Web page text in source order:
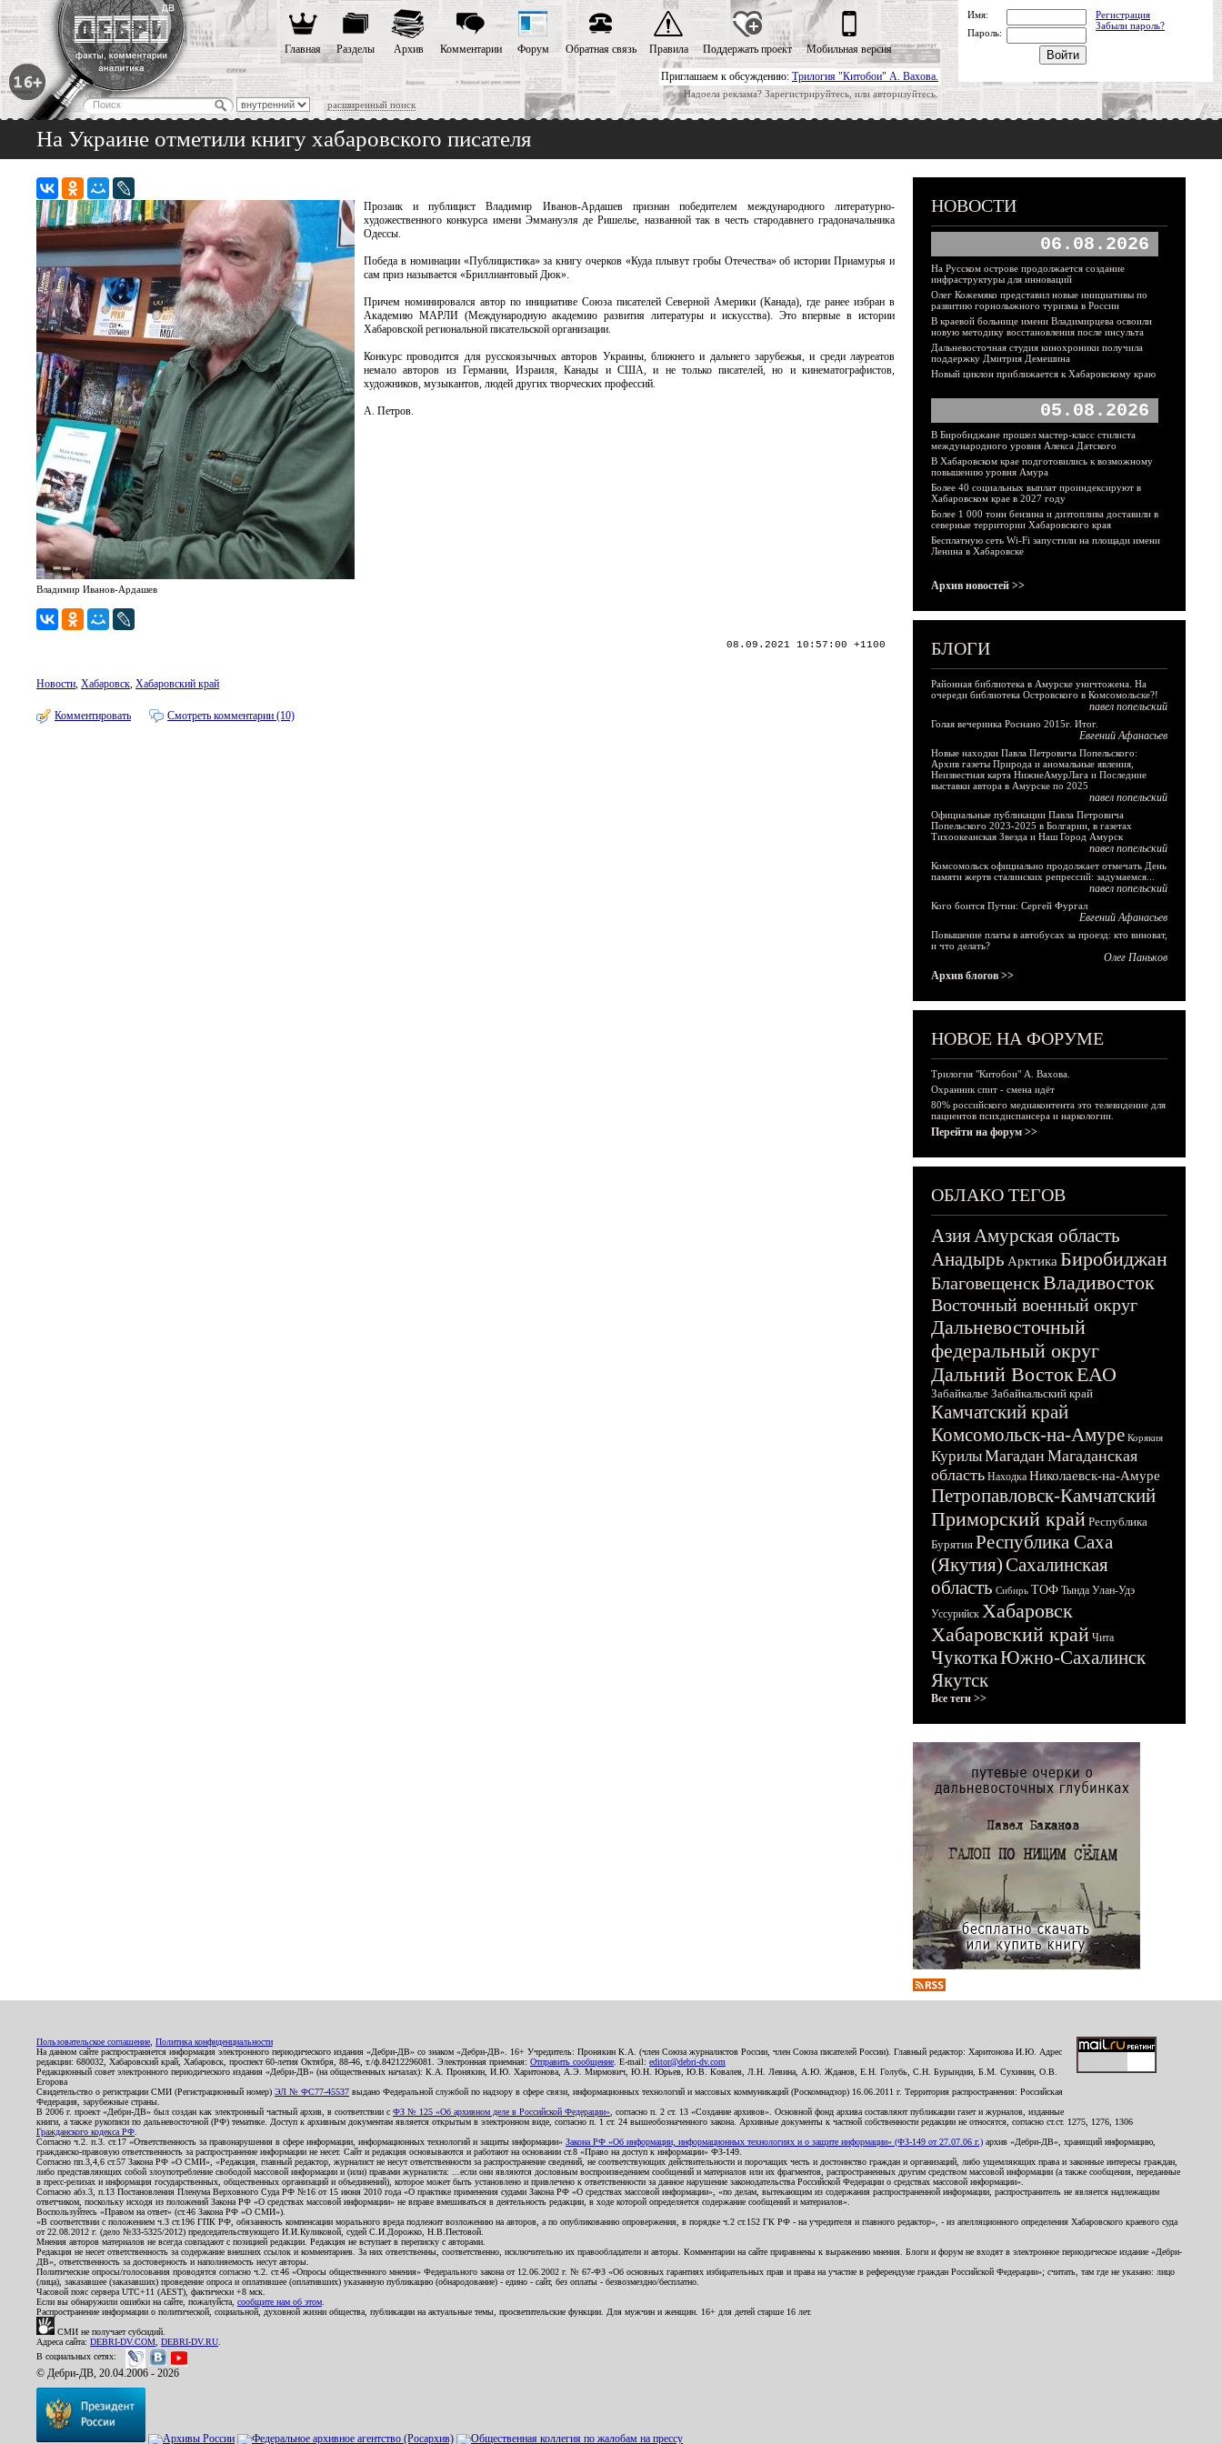
Приглашаем к обсуждению: Трилогия "Китобои" А. Вахова.
Надоела реклама? Зарегистрируйтесь, или авторизуйтесь.
расширенный поиск
Главная Разделы Архив Комментарии Форум Обратная связь Правила Поддержать проект Мобильная версия
Имя:
Регистрация
Забыли пароль?
Пароль:
На Украине отметили книгу хабаровского писателя
Владимир Иванов-Ардашев
Прозаик и публицист Владимир Иванов-Ардашев признан победителем международного литературно-
художественного конкурса имени Эммануэля де Ришелье, названной так в честь стародавнего градоначальника
Одессы.
Победа в номинации «Публицистика» за книгу очерков «Куда плывут гробы Отечества» об истории Приамурья и
сам приз называется «Бриллиантовый Дюк».
Причем номинировался автор по инициативе Союза писателей Северной Америки (Канада), где ранее избран в
Академию МАРЛИ (Международную академию развития литературы и искусства). Это впервые в истории
Хабаровской региональной писательской организации.
Конкурс проводится для русскоязычных авторов Украины, ближнего и дальнего зарубежья, и среди лауреатов
немало авторов из Германии, Израиля, Канады и США, и не только писателей, но и кинематографистов,
художников, музыкантов, людей других творческих профессий.
А. Петров.
08.09.2021 10:57:00 +1100
Новости, Хабаровск, Хабаровский край
Комментировать Смотреть комментарии (10)
НОВОСТИ
06.08.2026
На Русском острове продолжается создание
инфраструктуры для инноваций
Олег Кожемяко представил новые инициативы по
развитию горнолыжного туризма в России
В краевой больнице имени Владимирцева освоили
новую методику восстановления после инсульта
Дальневосточная студия кинохроники получила
поддержку Дмитрия Демешина
Новый циклон приближается к Хабаровскому краю
05.08.2026
В Биробиджане прошел мастер-класс стилиста
международного уровня Алекса Датского
В Хабаровском крае подготовились к возможному
повышению уровня Амура
Более 40 социальных выплат проиндексируют в
Хабаровском крае в 2027 году
Более 1 000 тонн бензина и дизтоплива доставили в
северные территории Хабаровского края
Бесплатную сеть Wi-Fi запустили на площади имени
Ленина в Хабаровске
Архив новостей >>
БЛОГИ
Районная библиотека в Амурске уничтожена. На
очереди библиотека Островского в Комсомольске?!
павел попельский
Голая вечеринка Роснано 2015г. Итог.
Евгений Афанасьев
Новые находки Павла Петровича Попельского:
Архив газеты Природа и аномальные явления,
Неизвестная карта НижнеАмурЛага и Последние
выставки автора в Амурске по 2025
павел попельский
Официальные публикации Павла Петровича
Попельского 2023-2025 в Болгарии, в газетах
Тихоокеанская Звезда и Наш Город Амурск
павел попельский
Комсомольск официально продолжает отмечать День
памяти жертв сталинских репрессий: задумаемся...
павел попельский
Кого боится Путин: Сергей Фургал
Евгений Афанасьев
Повышение платы в автобусах за проезд: кто виноват,
и что делать?
Олег Паньков
Архив блогов >>
НОВОЕ НА ФОРУМЕ
Трилогия "Китобои" А. Вахова.
Охранник спит - смена идёт
80% российского медиаконтента это телевидение для
пациентов психдиспансера и наркологии.
Перейти на форум >>
ОБЛАКО ТЕГОВ
АзияАмурская область
Анадырь Арктика Биробиджан
БлаговещенскВладивосток
Восточный военный округ
Дальневосточный
федеральный округ
Дальний ВостокЕАО
Забайкалье Забайкальский край
Камчатский край
Комсомольск-на-Амуре Корякия
КурилыМагадан Магаданская
область Находка Николаевск-на-Амуре
Петропавловск-Камчатский
Приморский край Республика
Бурятия Республика Саха
(Якутия)Сахалинская
область Сибирь ТОФ Тында Улан-Удэ
Уссурийск Хабаровск
Хабаровский край Чита
ЧукоткаЮжно-Сахалинск
Якутск
Все теги >>
Пользовательское соглашение Политика конфиденциальности
На данном сайте распространяется информация электронного периодического издания «Дебри-ДВ» со знаком «Дебри-ДВ». 16+ Учредитель: Пронякин К.А. (член Союза журналистов России, член Союза писателей России). Главный редактор: Харитонова И.Ю. Адрес
редакции: 680032, Хабаровский край, Хабаровск, проспект 60-летия Октября, 88-46, т./ф.84212296081. Электронная приемная: Отправить сообщение . E-mail: editor@debri-dv.com
Редакционный совет электронного периодического издания «Дебри-ДВ» (на общественных началах): К.А. Пронякин, И.Ю. Харитонова, А.Э. Мирмович, Ю.Н. Юрьев, Ю.В. Ковалев, Л.Н. Левина, А.Ю. Жданов, Е.Н. Голубь, С.Н. Бурындин, Б.М. Сухинин, О.В.
Егорова
Свидетельство о регистрации СМИ (Регистрационный номер) ЭЛ № ФС77-45537 выдано Федеральной службой по надзору в сфере связи, информационных технологий и массовых коммуникаций (Роскомнадзор) 16.06.2011 г. Территория распространения: Российская
Федерация, зарубежные страны.
В 2006 г. проект «Дебри-ДВ» был создан как электронный частный архив, в соответствии с ФЗ № 125 «Об архивном деле в Российской Федерации» , согласно п. 2 ст. 13 «Создание архивов». Основной фонд архива составляют публикации газет и журналов, изданные
книги, а также рукописи по дальневосточной (РФ) тематике. Доступ к архивным документам является открытым в электронном виде, согласно п. 1 ст. 24 вышеобозначенного закона. Архивные документы к частной собственности редакции не относятся, согласно ст.ст. 1275, 1276, 1306
Гражданского кодекса РФ
Согласно ч.2. п.3. ст.17 «Ответственность за правонарушения в сфере информации, информационных технологий и защиты информации» Закона РФ «Об информации, информационных технологиях и о защите информации» (ФЗ-149 от 27.07.06 г.) архив «Дебри-ДВ», хранящий информацию,
гражданско-правовую ответственность за распространение информации не несет. Сайт и редакция основываются и работают на основании ст.8 «Право на доступ к информации» ФЗ-149.
Согласно пп.3,4,6 ст.57 Закона РФ «О СМИ», «Редакция, главный редактор, журналист не несут ответственности за распространение сведений, не соответствующих действительности и порочащих честь и достоинство граждан и организаций, либо ущемляющих права и законные интересы граждан,
либо представляющих собой злоупотребление свободой массовой информации и (или) правами журналиста: ...если они являются дословным воспроизведением сообщений и материалов или их фрагментов, распространенных другим средством массовой информации (а также сообщения, переданные
в пресс-релизах и информация государственных, общественных организаций и объединений), которое может быть установлено и привлечено к ответственности за данное нарушение законодательства Российской Федерации о средствах массовой информации».
Согласно абз.3, п.13 Постановления Пленума Верховного Суда РФ №16 от 15 июня 2010 года «О практике применения судами Закона РФ «О средствах массовой информации», «по делам, вытекающим из содержания распространенной информации, распространитель не является надлежащим
ответчиком, поскольку исходя из положений Закона РФ «О средствах массовой информации» не вправе вмешиваться в деятельность редакции, в ходе которой определяется содержание сообщений и материалов».
Воспользуйтесь «Правом на ответ» (ст.46 Закона РФ «О СМИ»).
«В соответствии с положением ч.3 ст.196 ГПК РФ, обязанность компенсации морального вреда подлежит возложению на авторов, а по опубликованию опровержения, в порядке ч.2 ст.152 ГК РФ - на учредителя и главного редактор», - из апелляционного определения Хабаровского краевого суда
от 22.08.2012 г. (дело №33-5325/2012) председательствующего И.И.Куликовой, судей С.И.Дорожко, Н.В.Пестовой.
Мнения авторов материалов не всегда совпадают с позицией редакции. Редакция не вступает в переписку с авторами.
Редакция не несет ответственность за содержание внешних ссылок и комментариев. За них ответственны, соответственно, исключительно их правообладатели и авторы. Комментарии на сайте приравнены к выражению мнения. Блоги и форум не входят в электронное периодическое издание «Дебри-
ДВ», ответственность за достоверность и наполняемость несут авторы.
Политические опросы/голосования проводятся согласно ч.2. ст.46 «Опросы общественного мнения» Федерального закона от 12.06.2002 г. № 67-ФЗ «Об основных гарантиях избирательных прав и права на участие в референдуме граждан Российской Федерации»; считать, там где не указано: лицо
(лица), заказавшее (заказавших) проведение опроса и оплатившее (оплативших) указанную публикацию (обнародование) - едино - сайт, без оплаты - безвозмездно/бесплатно.
Часовой пояс сервера UTC+11 (AEST), фактически +8 мск.
Если вы обнаружили ошибки на сайте, пожалуйста, сообщите нам об этом
Распространение информации о политической, социальной, духовной жизни общества, публикации на актуальные темы, просветительские функции. Для мужчин и женщин. 16+ для детей старше 16 лет.
СМИ не получает субсидий.
Адреса сайта: DEBRI-DV.COM DEBRI-DV.RU
В социальных сетях:
© Дебри-ДВ, 20.04.2006 - 2026